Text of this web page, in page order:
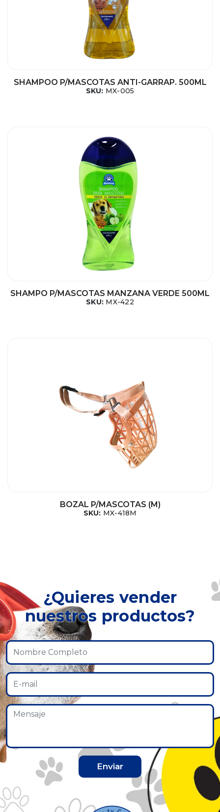
SHAMPOO P/MASCOTAS ANTI-GARRAP. 500ML
SKU: MX-005
SHAMPO P/MASCOTAS MANZANA VERDE 500ML
SKU: MX-422
BOZAL P/MASCOTAS (M)
SKU: MX-418M
¿Quieres vender
nuestros productos?
Enviar